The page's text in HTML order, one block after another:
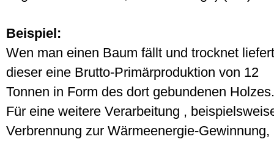
Beispiel:
Wen man einen Baum fällt und trocknet liefert
dieser eine Brutto-Primärproduktion von 12
Tonnen in Form des dort gebundenen Holzes.
Für eine weitere Verarbeitung ,
Verbrennung zur Wärmeenergie-Gewinnung,